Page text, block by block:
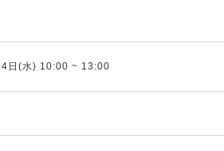
日(水) 10:00 ~ 13:00